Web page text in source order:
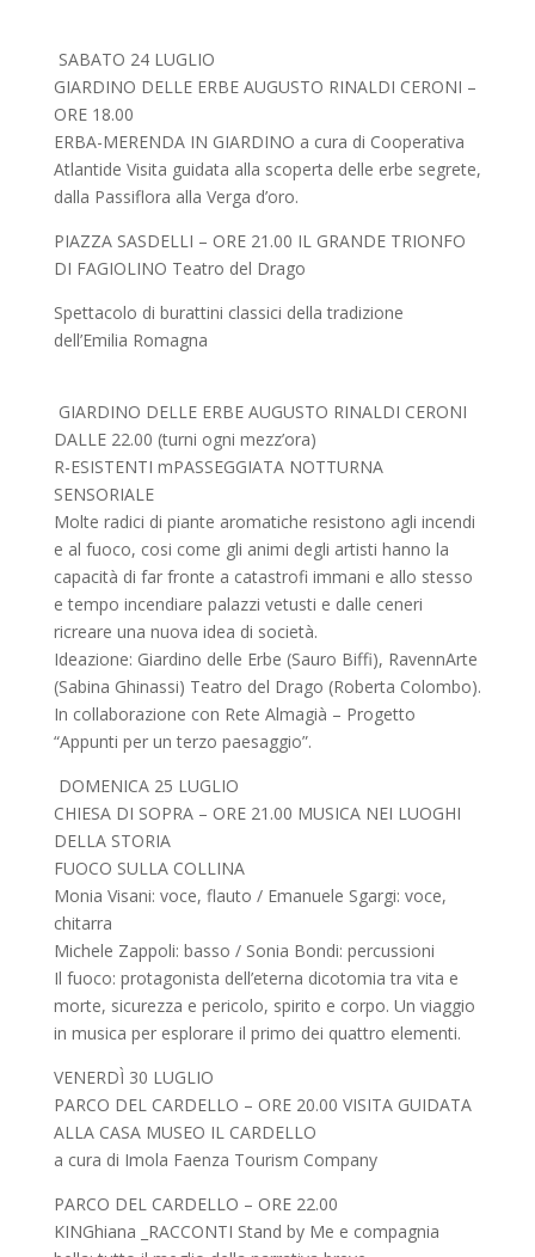
SABATO 24 LUGLIO
GIARDINO DELLE ERBE AUGUSTO RINALDI CERONI –
ORE 18.00
ERBA-MERENDA IN GIARDINO a cura di Cooperativa
Atlantide Visita guidata alla scoperta delle erbe segrete,
dalla Passiflora alla Verga d’oro.
PIAZZA SASDELLI – ORE 21.00 IL GRANDE TRIONFO
DI FAGIOLINO Teatro del Drago
Spettacolo di burattini classici della tradizione
dell’Emilia Romagna
GIARDINO DELLE ERBE AUGUSTO RINALDI CERONI
DALLE 22.00 (turni ogni mezz’ora)
R-ESISTENTI mPASSEGGIATA NOTTURNA
SENSORIALE
Molte radici di piante aromatiche resistono agli incendi
e al fuoco, cosi come gli animi degli artisti hanno la
capacità di far fronte a catastrofi immani e allo stesso
e tempo incendiare palazzi vetusti e dalle ceneri
ricreare una nuova idea di società.
Ideazione: Giardino delle Erbe (Sauro Biffi), RavennArte
(Sabina Ghinassi) Teatro del Drago (Roberta Colombo).
In collaborazione con Rete Almagià – Progetto
“Appunti per un terzo paesaggio”.
DOMENICA 25 LUGLIO
CHIESA DI SOPRA – ORE 21.00 MUSICA NEI LUOGHI
DELLA STORIA
FUOCO SULLA COLLINA
Monia Visani: voce, flauto / Emanuele Sgargi: voce,
chitarra
Michele Zappoli: basso / Sonia Bondi: percussioni
Il fuoco: protagonista dell’eterna dicotomia tra vita e
morte, sicurezza e pericolo, spirito e corpo. Un viaggio
in musica per esplorare il primo dei quattro elementi.
VENERDÌ 30 LUGLIO
PARCO DEL CARDELLO – ORE 20.00 VISITA GUIDATA
ALLA CASA MUSEO IL CARDELLO
a cura di Imola Faenza Tourism Company
PARCO DEL CARDELLO – ORE 22.00
KINGhiana _RACCONTI Stand by Me e compagnia